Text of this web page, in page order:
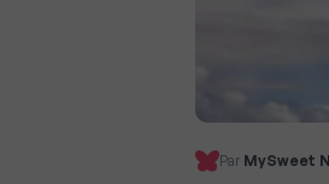
Par MySweet